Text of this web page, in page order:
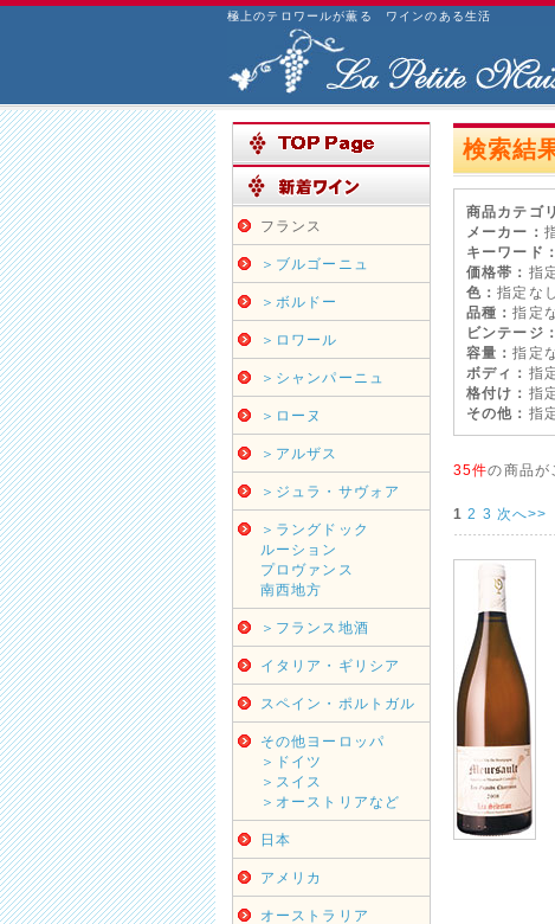
極上のテロワールが薫る ワインのある生活
フランス
＞ブルゴーニュ
＞ボルドー
＞ロワール
＞シャンパーニュ
＞ローヌ
＞アルザス
＞ジュラ・サヴォア
＞ラングドック
ルーション
プロヴァンス
南西地方
＞フランス地酒
イタリア・ギリシア
スペイン・ポルトガル
その他ヨーロッパ
＞ドイツ
＞スイス
＞オーストリアなど
日本
アメリカ
オーストラリア
検索結
商品カテゴ
メーカー：
キーワード：
価格帯： 指
色：指定なし
品種：指定
ビンテージ：
容量：指定
ボディ： 指
格付け： 指
その他： 指
35件の商品が
1 2 3 次へ>>